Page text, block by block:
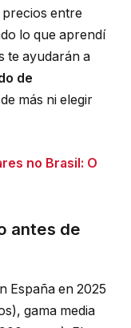
entre
lo que aprendí
te ayudarán a
de
más ni elegir
no Brasil: O
antes de
España en 2025
gama media